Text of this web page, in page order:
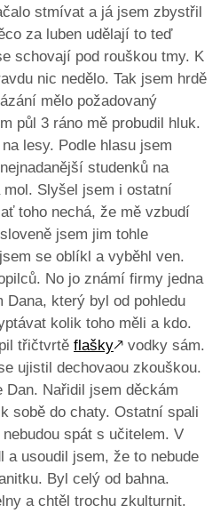
stmívat a já jsem zbystřil
za luben udělají to teď
schovají pod rouškou tmy. K
nic nedělo. Tak jsem hrdě
mělo požadovaný
půl 3 ráno mě probudil hluk.
lesy. Podle hlasu jsem
studenků na
Slyšel jsem i ostatní
toho nechá, že mě vzbudí
jsem jim tohle
se oblíkl a vyběhl ven.
No jo známí firmy jedna
Dana, který byl od pohledu
kolik toho měli a kdo.
třičtvrtě flašky🡕 vodky sám.
ujistil dechovaou zkouškou.
Dan. Nařidil jsem děckám
sobě do chaty. Ostatní spali
spát s učitelem. V
a usoudil jsem, že to nebude
Byl celý od bahna.
a chtěl trochu zkulturnit.